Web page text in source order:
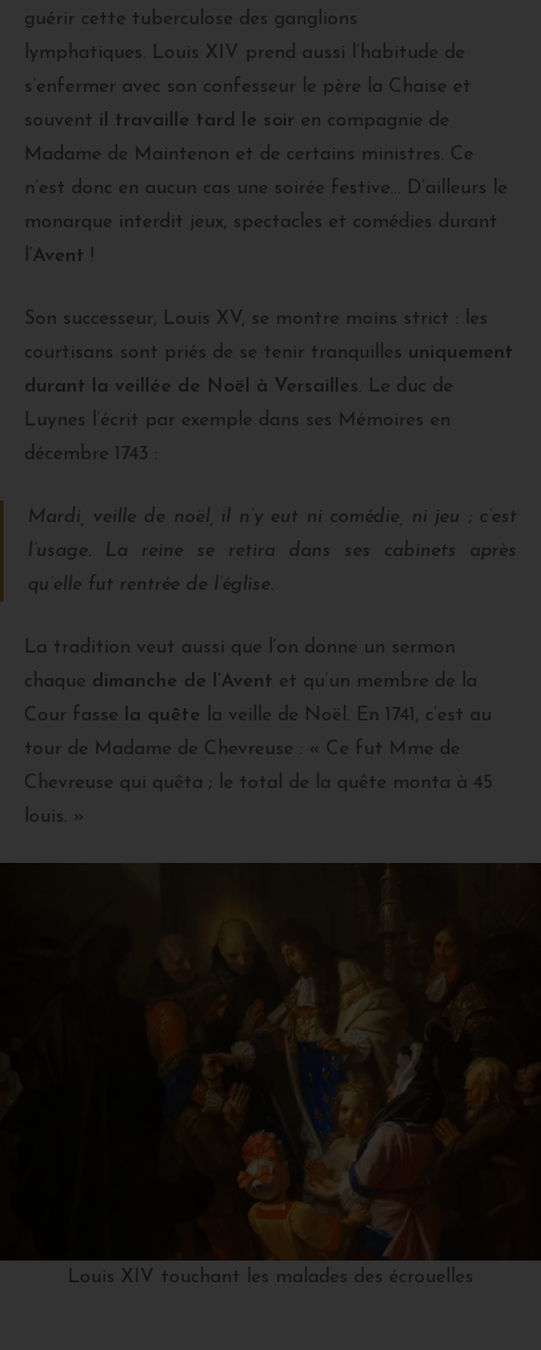
guérir cette tuberculose des ganglions
lymphatiques. Louis XIV prend aussi l’habitude de
s’enfermer avec son confesseur le père la Chaise et
souvent il travaille tard le soir en compagnie de
Madame de Maintenon et de certains ministres. Ce
n’est donc en aucun cas une soirée festive… D’ailleurs le
monarque interdit jeux, spectacles et comédies durant
l’ Avent !
Son successeur, Louis XV, se montre moins strict : les
courtisans sont priés de se tenir tranquilles uniquement
durant la veillée de Noël à Versailles. Le duc de
Luynes l’écrit par exemple dans ses Mémoires en
décembre 1743 :
Mardi, veille de noël, il n’y eut ni comédie, ni jeu ; c’est
l’usage. La reine se retira dans ses cabinets après
qu’elle fut rentrée de l’église.
La tradition veut aussi que l’on donne un sermon
chaque dimanche de l’Avent et qu’un membre de la
Cour fasse la quête la veille de Noël. En 1741, c’est au
tour de Madame de Chevreuse : « Ce fut Mme de
Chevreuse qui quêta ; le total de la quête monta à 45
louis. »
Louis XIV touchant les malades des écrouelles